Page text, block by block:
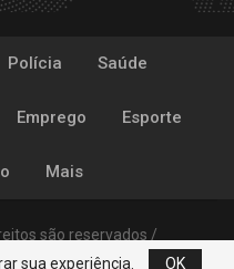
Polícia Saúde
Emprego Esporte
Mais
são reservados /
sua experiência. OK